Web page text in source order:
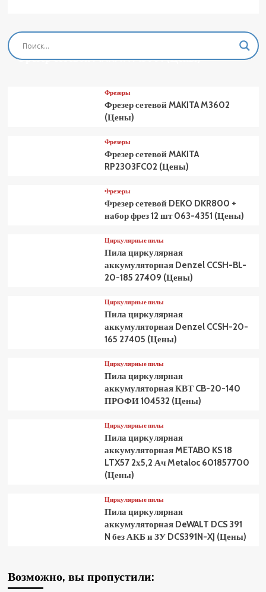
Фрезеры
Фрезер сетевой MAKITA M3601 (Цены)
Фрезеры
Фрезер сетевой MAKITA M3602
(Цены)
Фрезеры
Фрезер сетевой MAKITA
RP2303FC02 (Цены)
Фрезеры
Фрезер сетевой DEKO DKR800 +
набор фрез 12 шт 063-4351 (Цены)
Циркулярные пилы
Пила циркулярная
аккумуляторная Denzel CCSH-BL-
20-185 27409 (Цены)
Циркулярные пилы
Пила циркулярная
аккумуляторная Denzel CCSH-20-
165 27405 (Цены)
Циркулярные пилы
Пила циркулярная
аккумуляторная КВТ CB-20-140
ПРОФИ 104532 (Цены)
Циркулярные пилы
Пила циркулярная
аккумуляторная METABO KS 18
LTX57 2х5,2 Ач Metaloc 601857700
(Цены)
Циркулярные пилы
Пила циркулярная
аккумуляторная DeWALT DCS 391
N без АКБ и ЗУ DCS391N-XJ (Цены)
Возможно, вы пропустили: